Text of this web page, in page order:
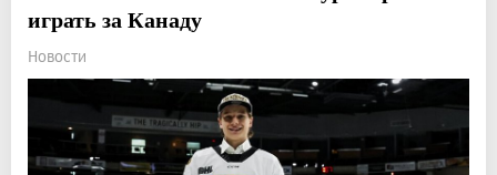
играть за Канаду
Новости